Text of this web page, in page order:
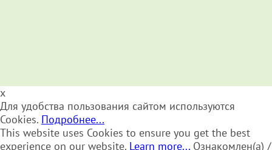
x
Для удобства пользования сайтом используются
Cookies. Подробнее...
This website uses Cookies to ensure you get the best
experience on our website. Learn more... Ознакомлен(а) /